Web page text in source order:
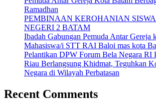
Ramadhan
PEMBINAAN KEROHANIAN
NEGERI 2 BATAM
Ibadah Gabungan Pemuda Antar Gereja
Mahasiswa/i STT RAI Baloi mas kota
Pelantikan DPW Forum Bela Negara RI
Riau Berlangsung Khidmat, Teguhkan
Negara di Wilayah Perbatasan
Recent Comments